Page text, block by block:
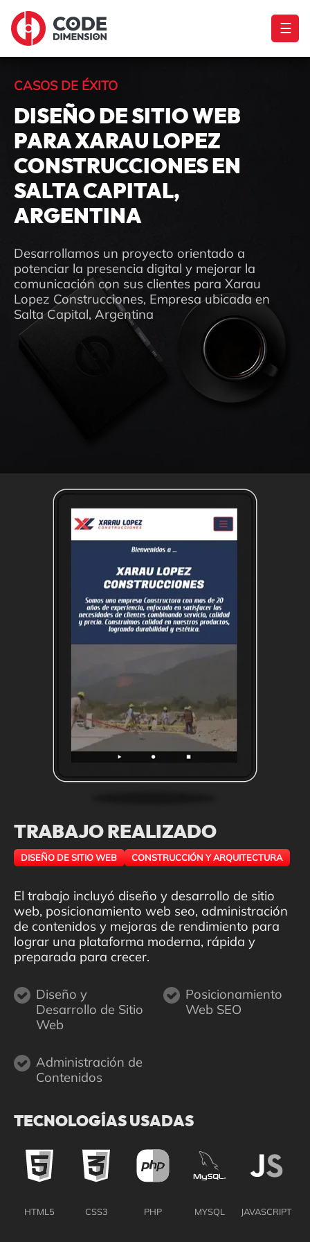
☰
CASOS DE ÉXITO
DISEÑO DE SITIO WEB
PARA XARAU LOPEZ
CONSTRUCCIONES EN
SALTA CAPITAL,
ARGENTINA
Desarrollamos un proyecto orientado a
potenciar la presencia digital y mejorar la
comunicación con sus clientes para Xarau
Lopez Construcciones, Empresa ubicada en
Salta Capital, Argentina
TRABAJO REALIZADO
DISEÑO DE SITIO WEB CONSTRUCCIÓN Y ARQUITECTURA
El trabajo incluyó diseño y desarrollo de sitio
web, posicionamiento web seo, administración
de contenidos y mejoras de rendimiento para
lograr una plataforma moderna, rápida y
preparada para crecer.
Diseño y
Desarrollo de Sitio
Web
Posicionamiento
Web SEO
Administración de
Contenidos
TECNOLOGÍAS USADAS
HTML5 CSS3 PHP MYSQL JAVASCRIPT